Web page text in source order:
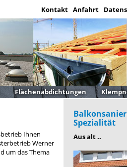
Kontakt Anfahrt
Flächenabdichtungen
Ihnen
Werner
um das Thema
Spezialität
Aus alt ..